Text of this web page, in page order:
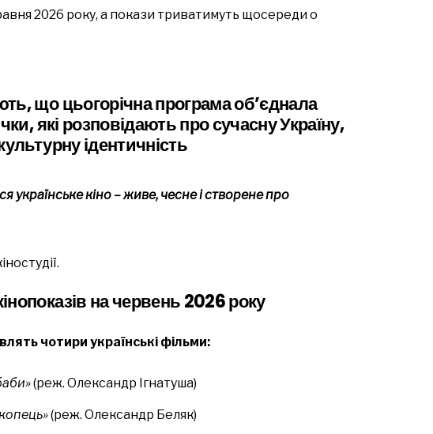
2026 року, а покази триватимуть щосереди о
що цьогорічна програма об’єднала
які розповідають про сучасну Україну,
ідентичність
українське кіно – живе, чесне і створене про
на червень 2026 року
чотири українські фільми:
(реж. Олександр Ігнатуша)
(реж. Олександр Беляк)